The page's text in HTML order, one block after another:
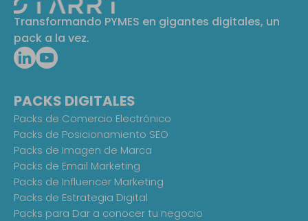
Transformando PYMES en gigantes digitales, un
pack a la vez.
PACKS DIGITALES
Packs de Comercio Electrónico
Packs de Posicionamiento SEO
Packs de Imagen de Marca
Packs de Email Marketing
Packs de Influencer Marketing
Packs de Estrategia Digital
Packs para Dar a conocer tu negocio